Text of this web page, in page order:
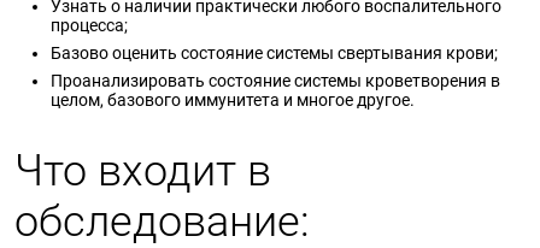
Узнать о наличии практически любого воспалительного
процесса;
Базово оценить состояние системы свертывания крови;
Проанализировать состояние системы кроветворения в
целом, базового иммунитета и многое другое.
Что входит в
обследование: